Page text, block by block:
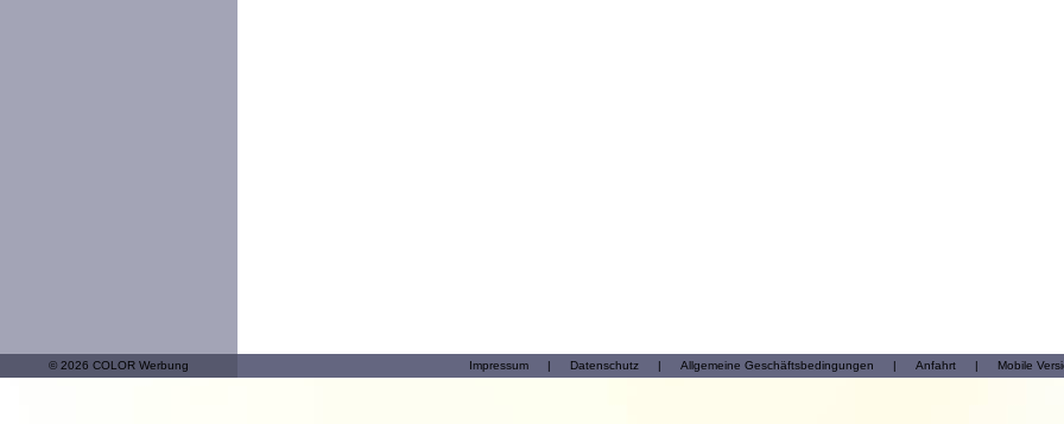
© 2026 COLOR Werbung Impressum | Datenschutz | Allgemeine Geschäftsbedingungen | Anfahrt | Mobile